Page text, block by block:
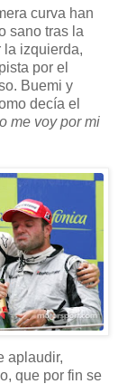
curva han
sano tras la
la izquierda,
por el
Buemi y
decía el
me voy por mi
aplaudir,
que por fin se